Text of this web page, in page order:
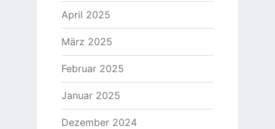
April 2025
März 2025
Februar 2025
Januar 2025
Dezember 2024